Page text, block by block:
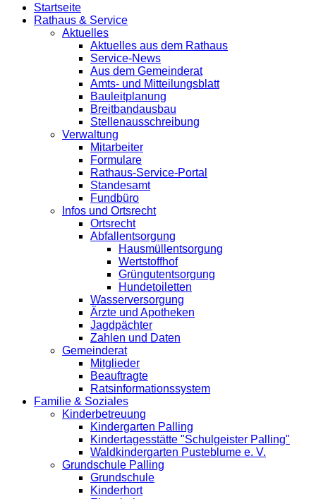
Startseite
Rathaus & Service
Aktuelles
Aktuelles aus dem Rathaus
Service-News
Aus dem Gemeinderat
Amts- und Mitteilungsblatt
Bauleitplanung
Breitbandausbau
Stellenausschreibung
Verwaltung
Mitarbeiter
Formulare
Rathaus-Service-Portal
Standesamt
Fundbüro
Infos und Ortsrecht
Ortsrecht
Abfallentsorgung
Hausmüllentsorgung
Wertstoffhof
Grüngutentsorgung
Hundetoiletten
Wasserversorgung
Ärzte und Apotheken
Jagdpächter
Zahlen und Daten
Gemeinderat
Mitglieder
Beauftragte
Ratsinformationssystem
Familie & Soziales
Kinderbetreuung
Kindergarten Palling
Kindertagesstätte "Schulgeister Palling"
Waldkindergarten Pusteblume e. V.
Grundschule Palling
Grundschule
Kinderhort